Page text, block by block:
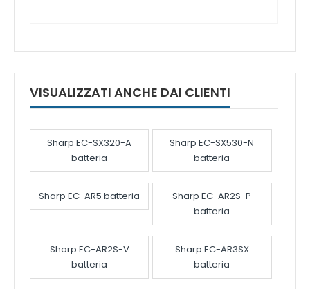
VISUALIZZATI ANCHE DAI CLIENTI
Sharp EC-SX320-A
batteria
Sharp EC-SX530-N
batteria
Sharp EC-AR5 batteria
Sharp EC-AR2S-P
batteria
Sharp EC-AR2S-V
batteria
Sharp EC-AR3SX
batteria